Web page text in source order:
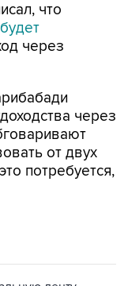
что
через
через
от двух
потребуется,